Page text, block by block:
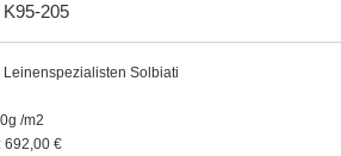
205
Solbiati
/m2
692,00 €